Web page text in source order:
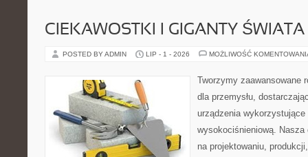
CIEKAWOSTKI I GIGANTY ŚWIATA
POSTED BY ADMIN LIP - 1 - 2026 MOŻLIWOŚĆ
Tworzymy zaawansowane
dla przemysłu,
urządzenia wykorzystujące
wysokociśnieniową. Nasza
na projektowaniu,